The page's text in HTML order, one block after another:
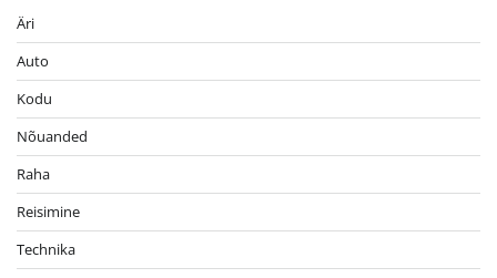
Äri
Auto
Kodu
Nõuanded
Raha
Reisimine
Technika